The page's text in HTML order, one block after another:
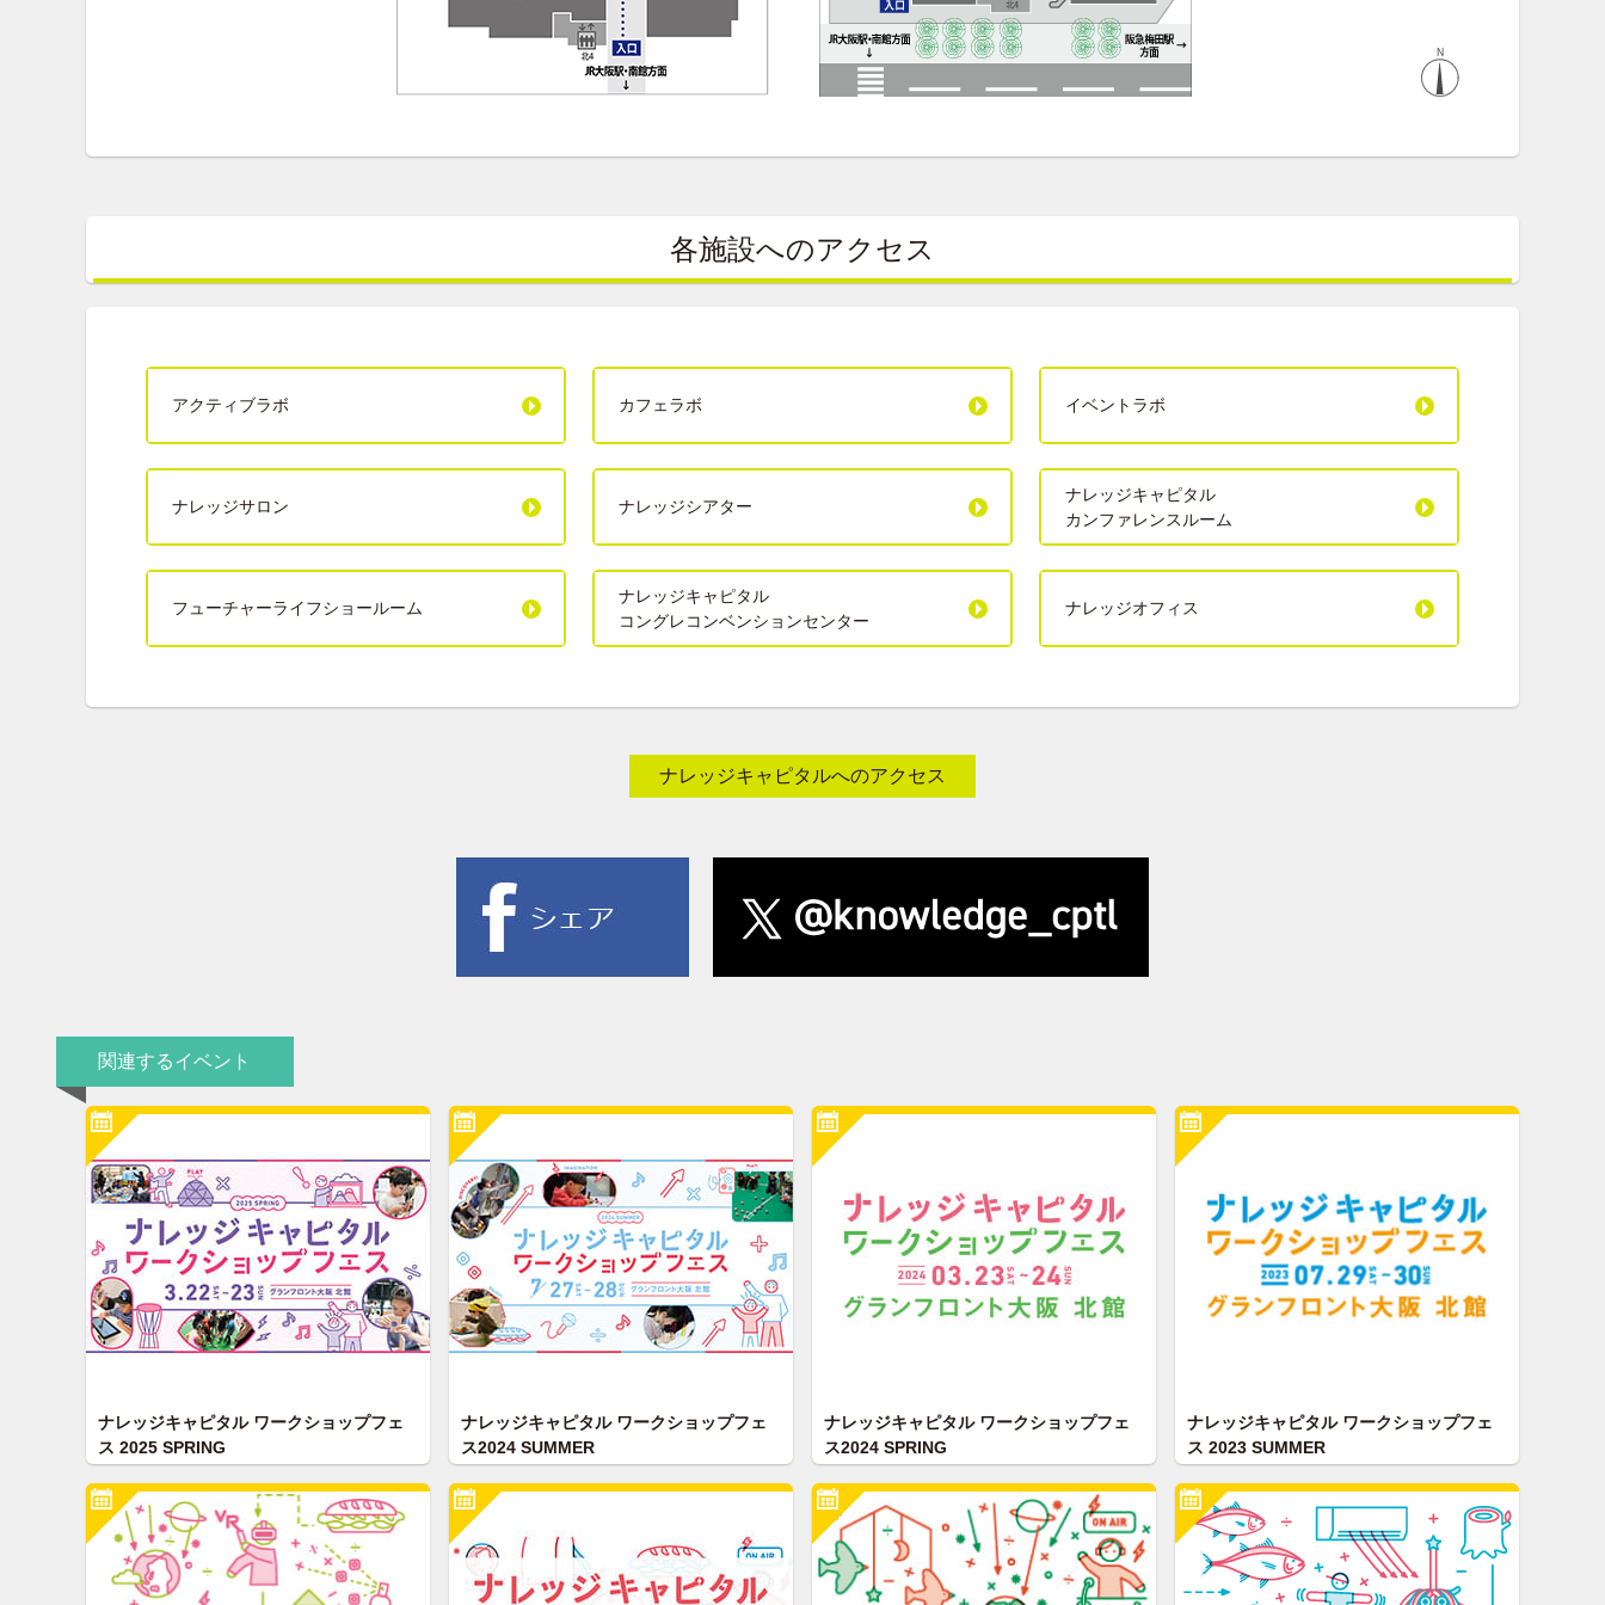
各施設へのアクセス
アクティブラボ カフェラボ イベントラボ
ナレッジサロン ナレッジシアター
ナレッジキャピタル
カンファレンスルーム
フューチャーライフショールーム
ナレッジキャピタル
コングレコンベンションセンター
ナレッジオフィス
ナレッジキャピタルへのアクセス
ナレッジキャピタル ワークショップフェ
ス 2025 SPRING
ャピタル ワークショップフェス2025
SPRING を2025年3月22日(土)〜23日(日)
に開催いたします。
ナレッジキャピタル ワークショップフェ
ス2024 SUMMER
ャピタル ワークショップフェス2024
SUMMER を7月27日(土)〜28日(日)に開催
いたします。
ナレッジキャピタル ワークショップフェ
ス2024 SPRING
ャピタル ワークショップフェス2024
SPRING を3月23日(土)〜24日(日)に開催
いたします。
ナレッジキャピタル ワークショップフェ
ス 2023 SUMMER
のプロと直接対話しながら親子で学べる19
プログラムを開催！
関連するイベント